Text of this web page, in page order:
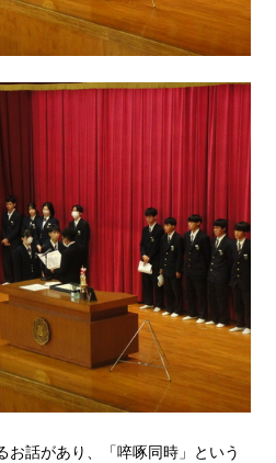
話があり、「啐啄同時」という